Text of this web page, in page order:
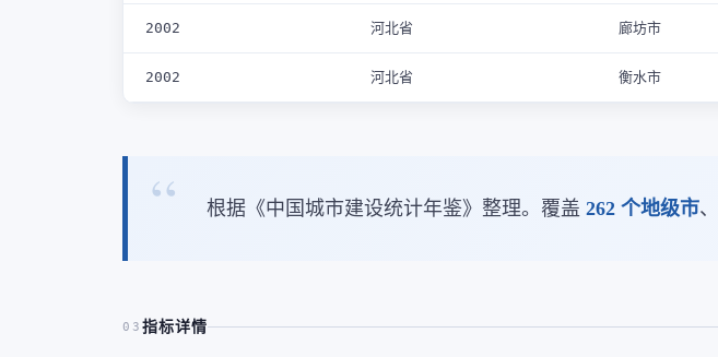
2002 河北省 廊坊市
2002 河北省 衡水市
根据《中国城市建设统计年鉴》整理。覆盖 262 个地级市、
03 指标详情